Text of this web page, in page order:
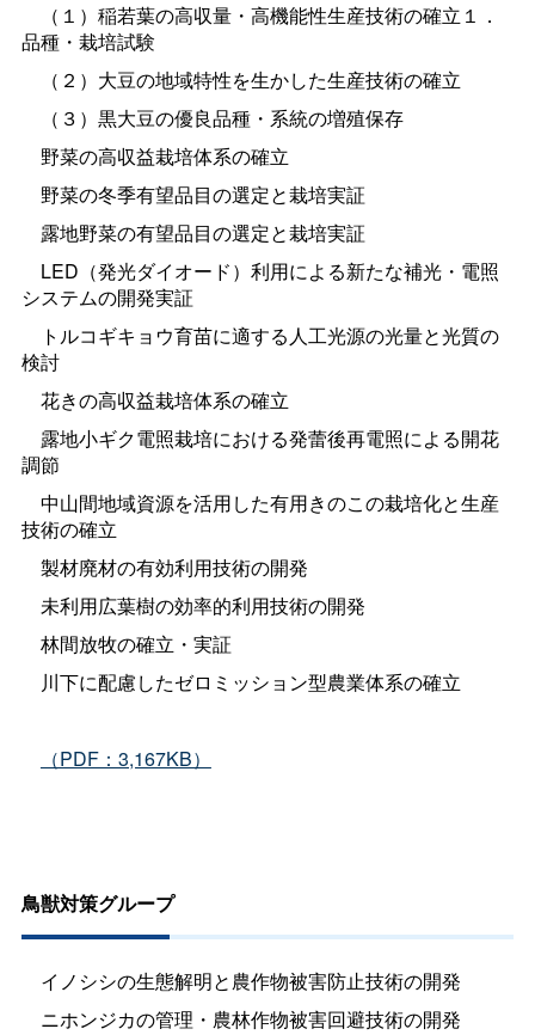
（１）稲若葉の高収量・高機能性生産技術の確立１．
品種・栽培試験
（２）大豆の地域特性を生かした生産技術の確立
（３）黒大豆の優良品種・系統の増殖保存
野菜の高収益栽培体系の確立
野菜の冬季有望品目の選定と栽培実証
露地野菜の有望品目の選定と栽培実証
LED（発光ダイオード）利用による新たな補光・電照
システムの開発実証
トルコギキョウ育苗に適する人工光源の光量と光質の
検討
花きの高収益栽培体系の確立
露地小ギク電照栽培における発蕾後再電照による開花
調節
中山間地域資源を活用した有用きのこの栽培化と生産
技術の確立
製材廃材の有効利用技術の開発
未利用広葉樹の効率的利用技術の開発
林間放牧の確立・実証
川下に配慮したゼロミッション型農業体系の確立
（PDF：3,167KB）
鳥獣対策グループ
イノシシの生態解明と農作物被害防止技術の開発
ニホンジカの管理・農林作物被害回避技術の開発